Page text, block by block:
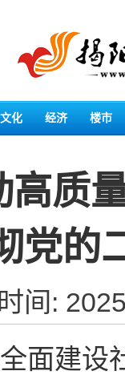
文化 经济 楼市
高质
党的
间:
建设